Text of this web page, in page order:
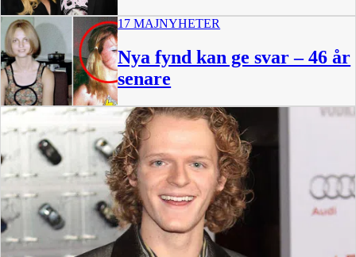
17 MAJNYHETER
Nya fynd kan ge svar – 46 år
senare